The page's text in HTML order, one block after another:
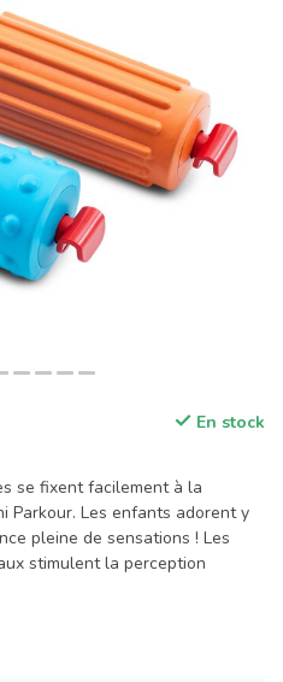
En stock
se fixent facilement à la
Parkour. Les enfants adorent y
pleine de sensations ! Les
stimulent la perception